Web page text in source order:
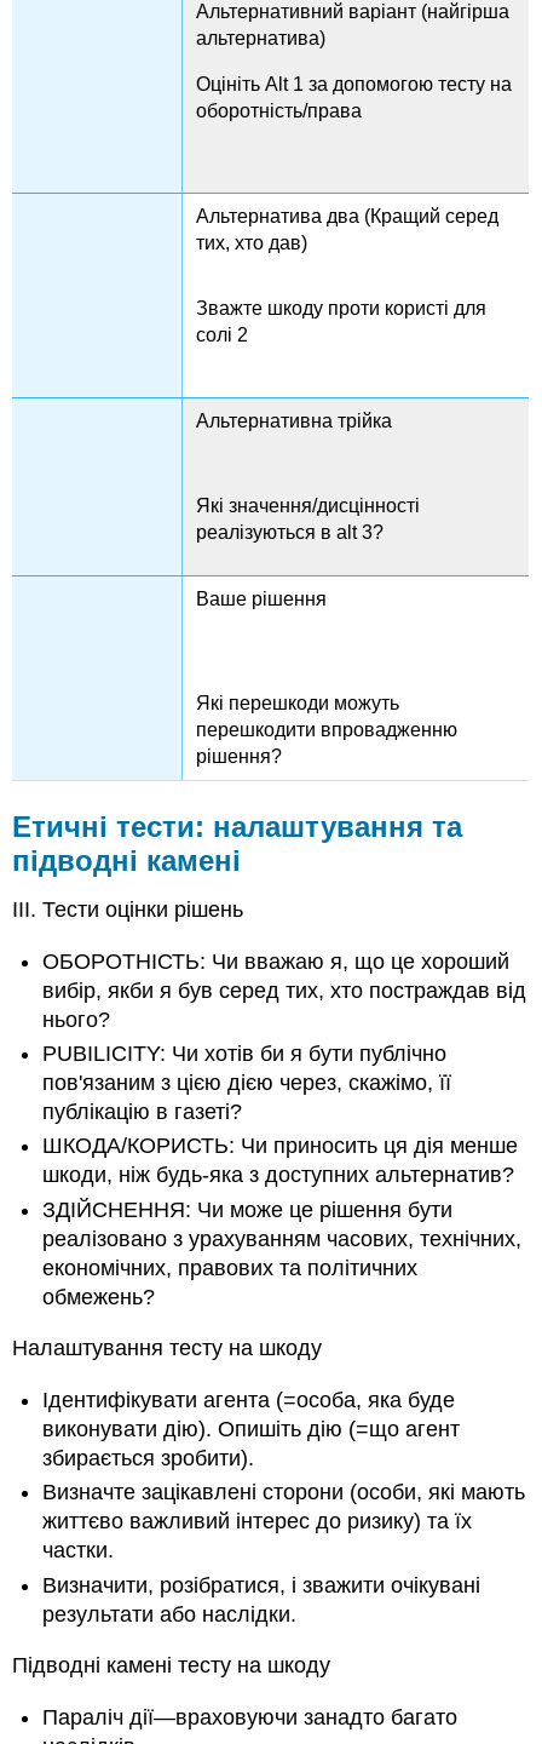
Альтернативний варіант (найгірша
альтернатива)
Оцініть Alt 1 за допомогою тесту на
оборотність/права
Альтернатива два (Кращий серед
тих, хто дав)
Зважте шкоду проти користі для
солі 2
Альтернативна трійка
Які значення/дисцінності
реалізуються в alt 3?
Ваше рішення
Які перешкоди можуть
перешкодити впровадженню
рішення?
Етичні тести: налаштування та
підводні камені
III. Тести оцінки рішень
ОБОРОТНІСТЬ: Чи вважаю я, що це хороший
вибір, якби я був серед тих, хто постраждав від
нього?
PUBILICITY: Чи хотів би я бути публічно
пов'язаним з цією дією через, скажімо, її
публікацію в газеті?
ШКОДА/КОРИСТЬ: Чи приносить ця дія менше
шкоди, ніж будь-яка з доступних альтернатив?
ЗДІЙСНЕННЯ: Чи може це рішення бути
реалізовано з урахуванням часових, технічних,
економічних, правових та політичних
обмежень?
Налаштування тесту на шкоду
Ідентифікувати агента (=особа, яка буде
виконувати дію). Опишіть дію (=що агент
збирається зробити).
Визначте зацікавлені сторони (особи, які мають
життєво важливий інтерес до ризику) та їх
частки.
Визначити, розібратися, і зважити очікувані
результати або наслідки.
Підводні камені тесту на шкоду
Параліч дії—враховуючи занадто багато